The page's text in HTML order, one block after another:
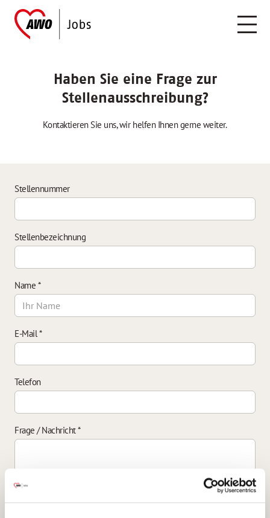
Haben Sie eine Frage zur
Stellenausschreibung?
Kontaktieren Sie uns, wir helfen Ihnen gerne weiter.
Stellennummer
Stellenbezeichnung
Name *
E-Mail*
Telefon
Frage / Nachricht*